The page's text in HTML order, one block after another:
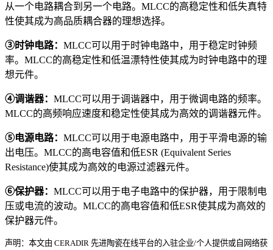
从一个电路耦合到另一个电路。MLCC的高稳定性和低失真特
性使其成为高品质耦合器的理想选择。
③时钟电路： MLCC可以用于时钟电路中，用于稳定时钟频
率。MLCC的高稳定性和低温漂特性使其成为时钟电路中的理
想元件。
④调谐器： MLCC可以用于调谐器中，用于微调电路的频率。
MLCC的高频响应速度和稳定性使其成为高效的调谐器元件。
⑤电源电路： MLCC可以用于电源电路中，用于平滑电源的输
出电压。MLCC的高电容值和低ESR (Equivalent Series
Resistance)使其成为高效的电源过滤器元件。
⑥保护器： MLCC可以用于电子电路中的保护器，用于限制电
压或电流的波动。MLCC的高电容值和低ESR使其成为高效的
保护器元件。
声明：本文由 CERADIR 先进陶瓷在线平台的入驻企业/个人提供或自网络获